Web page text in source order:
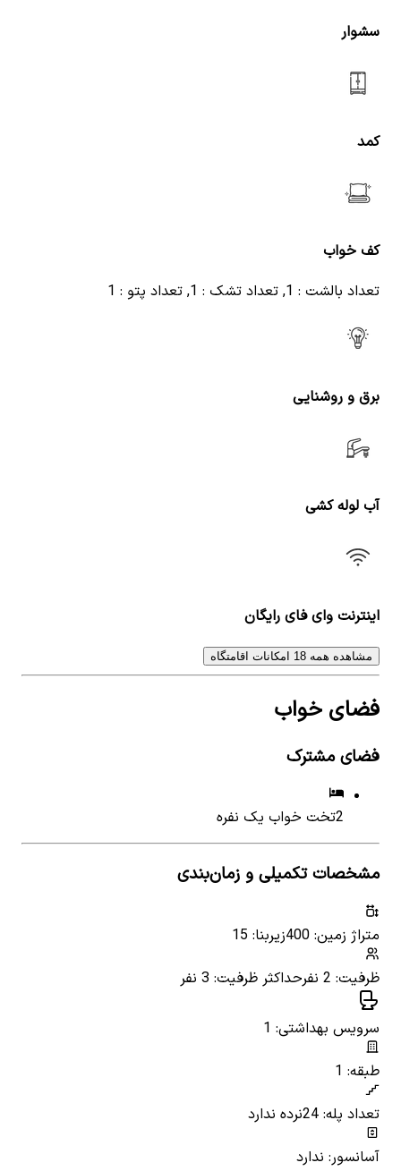
سشوار
کمد
کف خواب
تعداد بالشت : 1, تعداد تشک : 1, تعداد پتو : 1
برق و روشنایی
آب لوله کشی
اینترنت وای فای رایگان
مشاهده همه 18 امکانات اقامتگاه
فضای خواب
فضای مشترک
2تخت خواب یک نفره
مشخصات تکمیلی و زمان‌بندی
متراژ زمین: 400
زیربنا: 15
ظرفیت: 2 نفر
حداکثر ظرفیت: 3 نفر
سرویس بهداشتی: 1
طبقه: 1
تعداد پله: 24
نرده ندارد
آسانسور: ندارد